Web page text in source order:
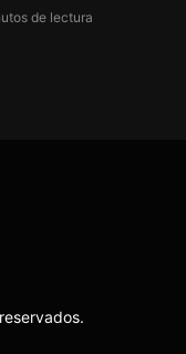
de lectura